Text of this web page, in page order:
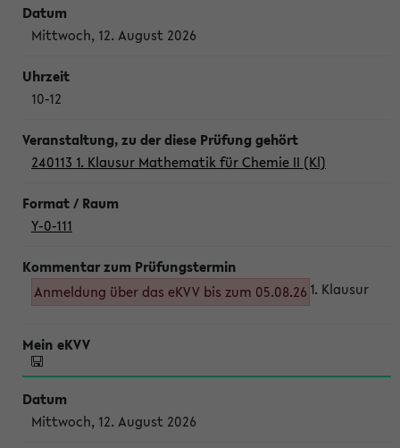
Mittwoch, 12. August 2026
10-12
240113 1. Klausur Mathematik für Chemie II (Kl)
Y-0-111
Anmeldung über das eKVV bis zum 05.08.26 1. Klausur
Mittwoch, 12. August 2026